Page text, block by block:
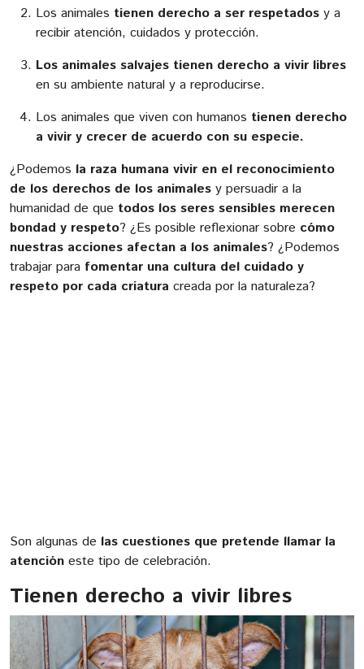
Los animales tienen derecho a ser respetados y a
recibir atención, cuidados y protección.
Los animales salvajes tienen derecho a vivir libres
en su ambiente natural y a reproducirse.
Los animales que viven con humanos tienen derecho
a vivir y crecer de acuerdo con su especie.
¿Podemos la raza humana vivir en el reconocimiento
de los derechos de los animales y persuadir a la
humanidad de que todos los seres sensibles merecen
bondad y respeto? ¿Es posible reflexionar sobre cómo
nuestras acciones afectan a los animales? ¿Podemos
trabajar para fomentar una cultura del cuidado y
respeto por cada criatura creada por la naturaleza?
Son algunas de las cuestiones que pretende llamar la
atención este tipo de celebración.
Tienen derecho a vivir libres